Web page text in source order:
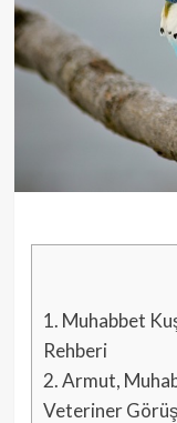
1. Muhabbet
Rehberi
2.Armut,
Veteriner